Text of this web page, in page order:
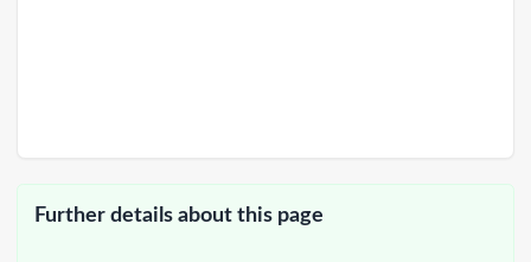
Further details about this page